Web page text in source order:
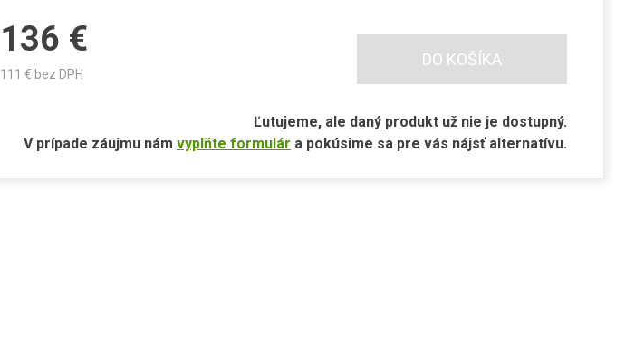
136 €
111 € bez DPH
DO KOŠÍKA
Ľutujeme, ale daný produkt už nie je dostupný.
V prípade záujmu nám vyplňte formulár a pokúsime sa pre vás nájsť alternatívu.